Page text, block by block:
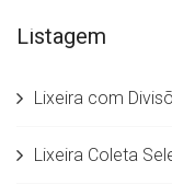
Listagem
Lixeira com
Lixeira Coleta